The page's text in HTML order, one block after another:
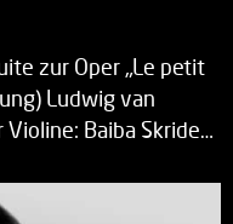
zur Oper „Le petit
Ludwig van
Baiba Skride…